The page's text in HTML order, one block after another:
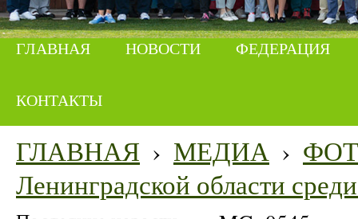
ГЛАВНАЯ НОВОСТИ ФЕДЕРАЦИЯ
КОНТАКТЫ
ГЛАВНАЯ › МЕДИА ›
Ленинградской области